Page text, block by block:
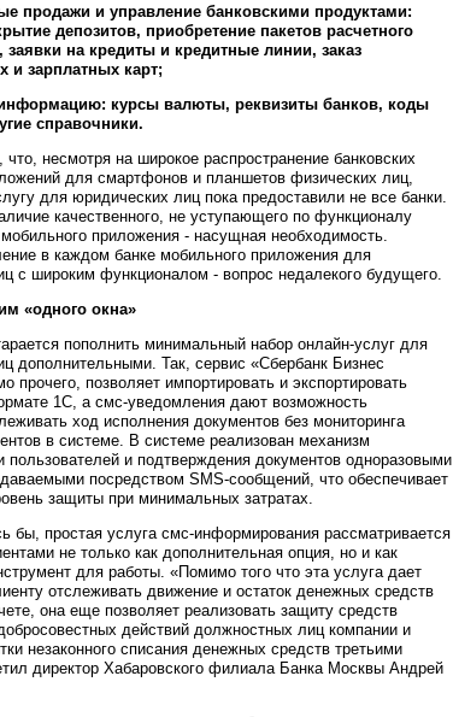
продажи и управление банковскими продуктами:
депозитов, приобретение пакетов расчетного
заявки на кредиты и кредитные линии, заказ
и зарплатных карт;
курсы валюты, реквизиты банков, коды
справочники.
что, несмотря на широкое распространение банковских
для смартфонов и планшетов физических лиц,
для юридических лиц пока предоставили не все банки.
качественного, не уступающего по функционалу
мобильного приложения - насущная необходимость.
в каждом банке мобильного приложения для
с широким функционалом - вопрос недалекого будущего.
«одного окна»
пополнить минимальный набор онлайн-услуг для
дополнительными. Так, сервис «Сбербанк Бизнес
прочего, позволяет импортировать и экспортировать
1С, а смс-уведомления дают возможность
ход исполнения документов без мониторинга
в системе. В системе реализован механизм
пользователей и подтверждения документов одноразовыми
посредством SMS-сообщений, что обеспечивает
защиты при минимальных затратах.
бы, простая услуга смс-информирования рассматривается
не только как дополнительная опция, но и как
для работы. «Помимо того что эта услуга дает
отслеживать движение и остаток денежных средств
она еще позволяет реализовать защиту средств
действий должностных лиц компании и
незаконного списания денежных средств третьими
директор Хабаровского филиала Банка Москвы Андрей